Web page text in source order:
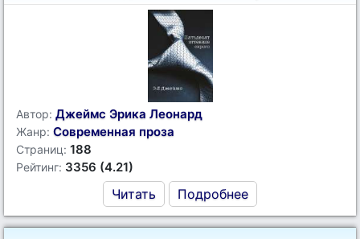
Автор: Джеймс Эрика Леонард
Жанр: Современная проза
Страниц: 188
Рейтинг: 3356 (4.21)
Читать Подробнее